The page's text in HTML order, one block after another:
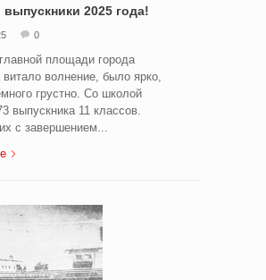
2025 года!
0
площади города
волнение, было ярко,
грустно. Со школой
выпускника 11 классов.
с завершением...